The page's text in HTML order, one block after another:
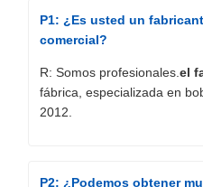
P1: ¿Es usted un
comercial?
R: Somos profesionales. el
fábrica, especializada en
2012.
P2: ¿Podemos obtener